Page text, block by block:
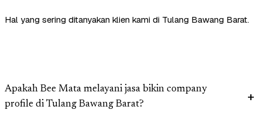
Hal yang sering ditanyakan klien kami di Tulang Bawang Barat.
Apakah Bee Mata melayani jasa bikin company
profile di Tulang Bawang Barat?